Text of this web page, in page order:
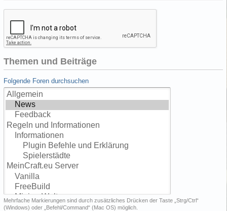
Themen und Beiträge
Folgende Foren durchsuchen
Mehrfache Markierungen sind durch zusätzliches Drücken der Taste „Strg/Ctrl“
(Windows) oder „Befehl/Command“ (Mac OS) möglich.